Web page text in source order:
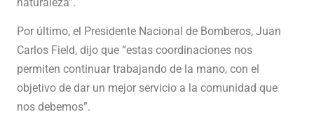
Por último, el Presidente Nacional de Bomberos, Juan
Carlos Field, dijo que “estas coordinaciones nos
permiten continuar trabajando de la mano, con el
objetivo de dar un mejor servicio a la comunidad que
nos debemos”.